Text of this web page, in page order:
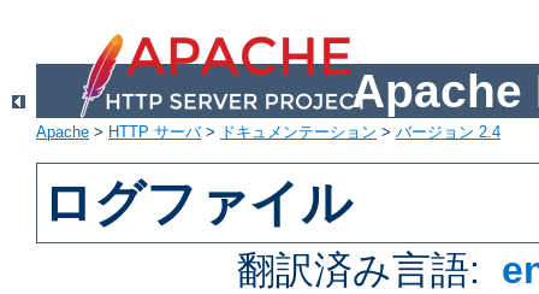
Apache
Apache > HTTP サーバ> ドキュメンテーション > バージョン 2.4
ログファイル
翻訳済み言語: